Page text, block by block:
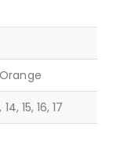
14, 15, 16, 17